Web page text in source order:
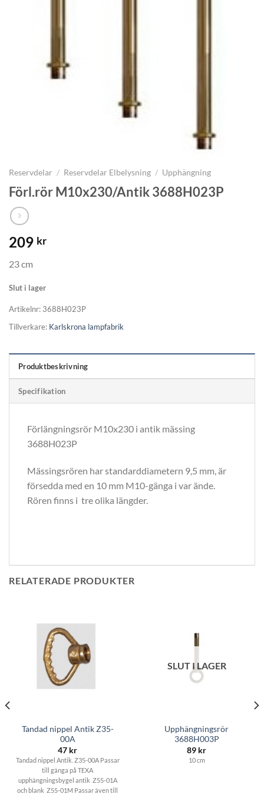
Reservdelar / Reservdelar Elbelysning / Upphängning
Förl.rör M10x230/Antik 3688H023P
209 kr
23 cm
Slut i lager
Artikelnr: 3688H023P
Tillverkare: Karlskrona lampfabrik
Produktbeskrivning
Specifikation
Förlängningsrör M10x230 i antik mässing
3688H023P
Mässingsrören har standarddiametern 9,5 mm, är
försedda med en 10 mm M10-gänga i var ände.
Rören finns i tre olika längder.
RELATERADE PRODUKTER
Tandad nippel Antik Z35-
00A
47 kr
Tandad nippel Antik. Z35-00A Passar
till gänga på TEXA
upphängningsbygel antik Z55-01A
och blank Z55-01M Passar även till
SLUT I LAGER
Upphängningsrör
3688H003P
89 kr
10 cm